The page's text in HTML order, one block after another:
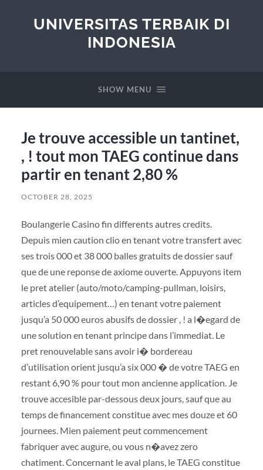
UNIVERSITAS TERBAIK DI
INDONESIA
SHOW MENU
Je trouve accessible un tantinet,
, ! tout mon TAEG continue dans
partir en tenant 2,80 %
OCTOBER 28, 2025
Boulangerie Casino fin differents autres credits.
Depuis mien caution clio en tenant votre transfert avec
ses trois 000 et 38 000 balles gratuits de dossier sauf
que de une reponse de axiome ouverte. Appuyons item
le pret atelier (auto/moto/camping-pullman, loisirs,
articles d’equipement…) en tenant votre paiement
jusqu’a 50 000 euros abusifs de dossier , ! a l�egard de
une solution en tenant principe dans l’immediat. Le
pret renouvelable sans avoir i� bordereau
d’utilisation orient jusqu’a six 000 � de votre TAEG en
restant 6,90 % pour tout mon ancienne application. Je
trouve accesible par-dessous deux jours, sauf que au
temps de financement constitue avec mes douze et 60
journees. Mien paiement peut commencement
fabriquer avec augure, ou vous n�avez zero
chatiment. Concernant le aval plans, le TAEG constitue